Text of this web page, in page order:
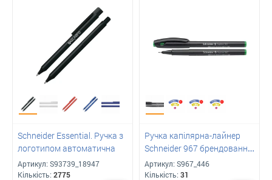
Schneider Essential. Ручка з
логотипом автоматична
Артикул: S93739_18947
Кількість: 2775
Ручка капілярна-лайнер
Schneider 967 брендованна
з вашим логотипом
Артикул: S967_446
Кількість: 31